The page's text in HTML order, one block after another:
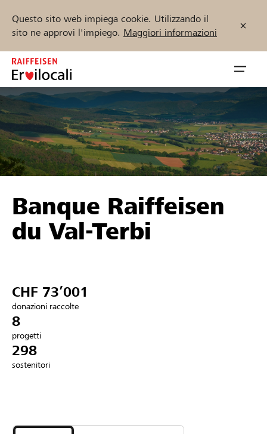
Questo sito web impiega cookie. Utilizzando il
sito ne approvi l'impiego. Maggiori informazioni
Zum
Inhalt
springen
öffnen
Sostenere
Aiuto & supporto
Collegarsi
Trova progetti e organizzazioni
Inizia ora
DE FR IT
Banque Raiffeisen
du Val-Terbi
CHF 73’001
donazioni raccolte
8
progetti
298
sostenitori
i